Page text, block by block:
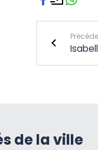
de la ville